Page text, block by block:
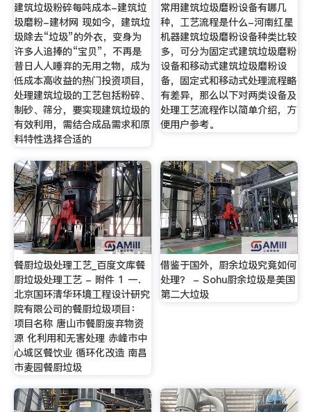
建筑垃圾粉碎每吨成本-建筑垃
圾磨粉-建材网 现如今，建筑垃
圾除去“垃圾”的外衣，变身为
许多人追捧的“宝贝”，不再是
昔日人人唾弃的无用之物，成为
低成本高收益的热门投资项目，
处理建筑垃圾的工艺包括粉碎、
制砂、筛分，要实现建筑垃圾的
有效利用，需结合成品需求和原
料特性选择合适的
常用建筑垃圾磨粉设备有哪几
种，工艺流程是什么-河南红星
机器建筑垃圾磨粉设备种类比较
多，可分为固定式建筑垃圾磨粉
设备和移动式建筑垃圾磨粉设
备，固定式和移动式处理流程略
有差异，那么以下对两类设备及
处理工艺流程作以简单介绍，方
便用户参考。
餐厨垃圾处理工艺_百度文库餐
厨垃圾处理工艺 - 附件 1 一．
北京国环清华环境工程设计研究
院有限公司的餐厨垃圾项目：
项目名称 唐山市餐厨废弃物资
源 化利用和无害处理 赤峰市中
心城区餐饮业 循环化改造 南昌
市麦园餐厨垃圾
借鉴于国外，厨余垃圾究竟如何
处理？ - Sohu厨余垃圾是美国
第二大垃圾